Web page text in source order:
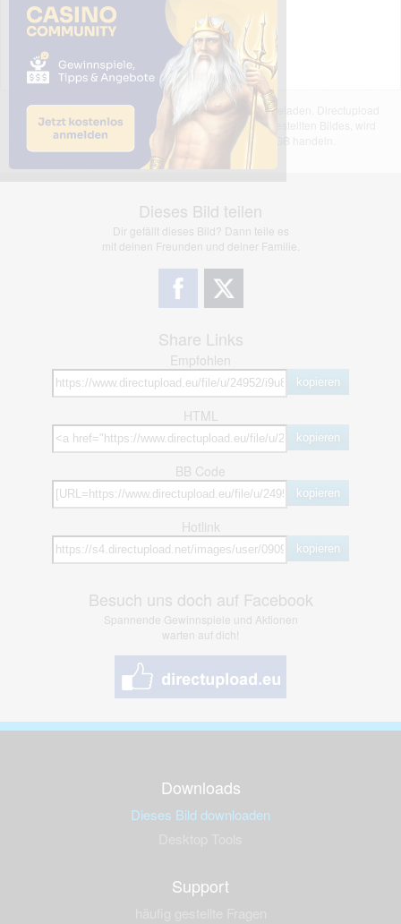
Das dargestellte Bild wurde von einem Nutzer hochgeladen. Directupload
übernimmt keinerlei Haftung für den Inhalt des dargestellten Bildes, wird
jedoch bei Verstößen nach §2(3) unserer AGB handeln.
Dieses Bild teilen
Dir gefällt dieses Bild? Dann teile es
mit deinen Freunden und deiner Familie.
Share Links
Empfohlen
kopieren
HTML
kopieren
BB Code
kopieren
Hotlink
kopieren
Besuch uns doch auf Facebook
Spannende Gewinnspiele und Aktionen
warten auf dich!
Downloads
Dieses Bild downloaden
Support